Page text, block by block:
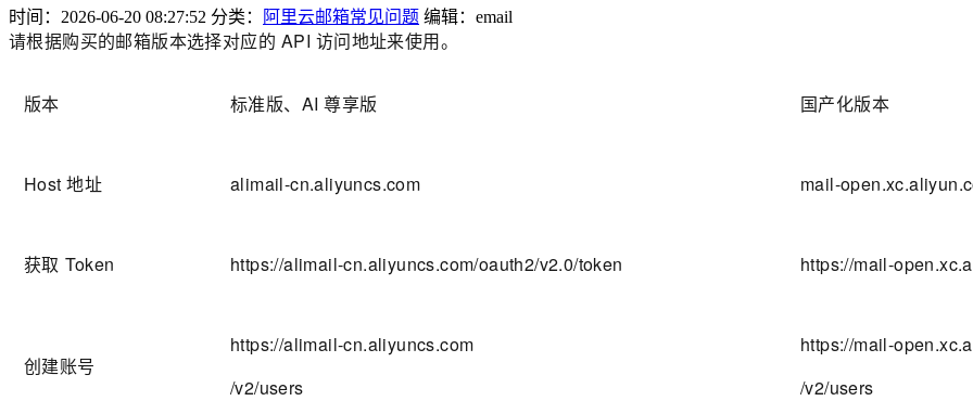
时间：2026-06-20 08:27:52 分类： 阿里云邮箱常见问题 编辑：email
请根据购买的邮箱版本选择对应的 API 访问地址来使用。
版本 标准版、AI 尊享版 国产化版本
Host 地址 alimail-cn.aliyuncs.com mail-
获取 Token https://alimail-cn.aliyuncs.com/oauth2/v2.0/token https://mail-
创建账号
https://alimail-cn.aliyuncs.com
/v2/users
https://mail-
/v2/users